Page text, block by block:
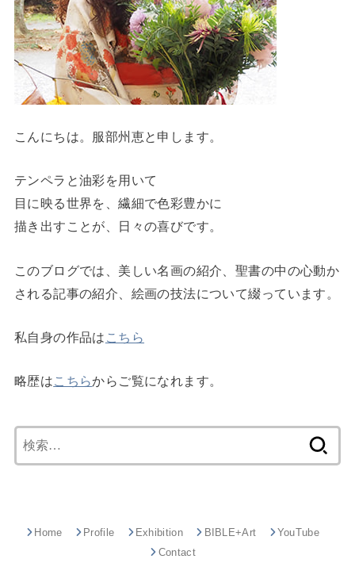
こんにちは。服部州恵と申します。
テンペラと油彩を用いて
目に映る世界を、繊細で色彩豊かに
描き出すことが、日々の喜びです。
このブログでは、美しい名画の紹介、聖書の中の心動か
される記事の紹介、絵画の技法について綴っています。
私自身の作品は こちら
略歴はこちらからご覧になれます。
索:
Home Profile Exhibition BIBLE+Art
YouTube
Contact